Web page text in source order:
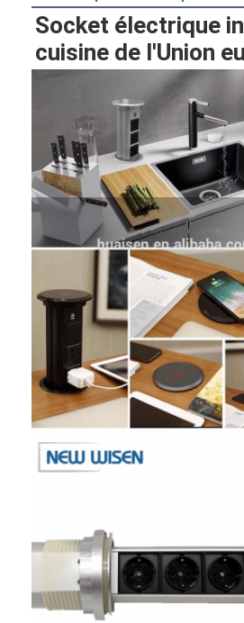
Aperçu
Produits
A propos de nous
Visite d'usine
Contrôle de la qualité
Contact
Parlez Maintenant.
Système de conférence
Moniteur à défilement
Une prise de bureau pop-up
Socket électrique
cuisine de l'Union